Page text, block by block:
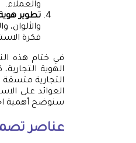
والعملاء.
تطوير
فكرة
في ختام هذه
الهوية
التجارية
العوائد على
سنوضح أهمية
عناصر